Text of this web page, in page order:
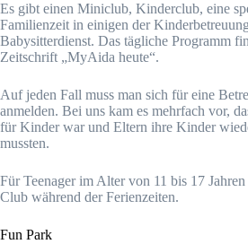
Es gibt einen Miniclub, Kinderclub, eine
Familienzeit in einigen der
Babysitterdienst. Das tägliche Programm
Zeitschrift „MyAida heute“.
Auf jeden Fall muss man sich für eine
anmelden. Bei uns kam es mehrfach vor,
für Kinder war und Eltern ihre Kinder
mussten.
Für Teenager im Alter von 11 bis 17 Jahren
Club während der Ferienzeiten.
Fun Park